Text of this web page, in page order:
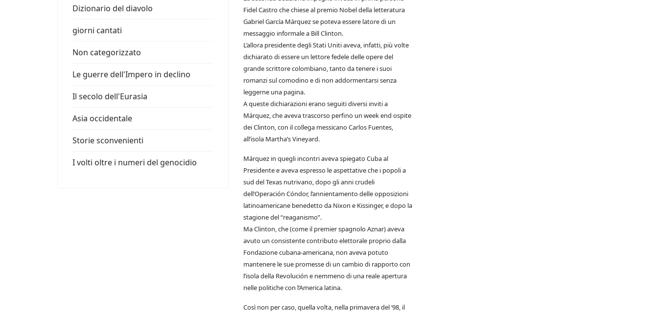
Dizionario del diavolo
giorni cantati
Non categorizzato
Le guerre dell'Impero in declino
Il secolo dell'Eurasia
Asia occidentale
Storie sconvenienti
I volti oltre i numeri del genocidio
Fidel Castro che chiese al premio Nobel della letteratura
Gabriel García Márquez se poteva essere latore di un
messaggio informale a Bill Clinton.
L’allora presidente degli Stati Uniti aveva, infatti, più volte
dichiarato di essere un lettore fedele delle opere del
grande scrittore colombiano, tanto da tenere i suoi
romanzi sul comodino e di non addormentarsi senza
leggerne una pagina.
A queste dichiarazioni erano seguiti diversi inviti a
Márquez, che aveva trascorso perfino un week end ospite
dei Clinton, con il collega messicano Carlos Fuentes,
all’isola Martha’s Vineyard.
Márquez in quegli incontri aveva spiegato Cuba al
Presidente e aveva espresso le aspettative che i popoli a
sud del Texas nutrivano, dopo gli anni crudeli
dell’Operación Cóndor, l’annientamento delle opposizioni
latinoamericane benedetto da Nixon e Kissinger, e dopo la
stagione del “reaganismo”.
Ma Clinton, che (come il premier spagnolo Aznar) aveva
avuto un consistente contributo elettorale proprio dalla
Fondazione cubana-americana, non aveva potuto
mantenere le sue promesse di un cambio di rapporto con
l’isola della Revolución e nemmeno di una reale apertura
nelle politiche con l’America latina.
Così non per caso, quella volta, nella primavera del ‘98, il